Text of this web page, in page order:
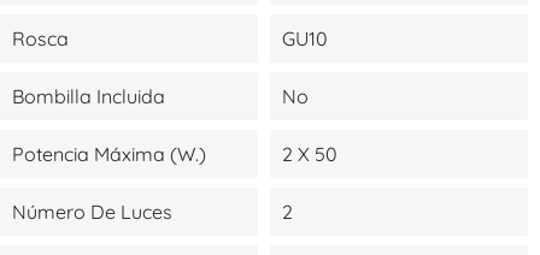
Rosca GU10
Bombilla Incluida No
Potencia Máxima (W.) 2 X 50
Número De Luces 2